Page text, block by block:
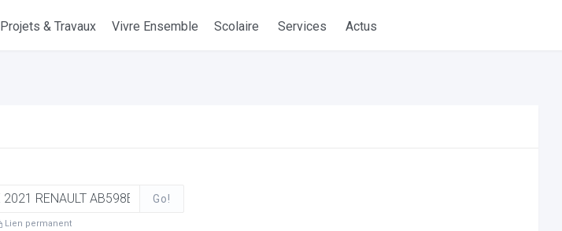
Projets & Travaux Vivre Ensemble Scolaire Services Actus
Go!
Lien permanent